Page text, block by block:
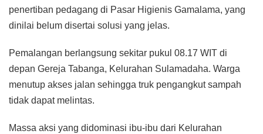
penertiban pedagang di Pasar Higienis Gamalama, yang
dinilai belum disertai solusi yang jelas.
Pemalangan berlangsung sekitar pukul 08.17 WIT di
depan Gereja Tabanga, Kelurahan Sulamadaha. Warga
menutup akses jalan sehingga truk pengangkut sampah
tidak dapat melintas.
Massa aksi yang didominasi ibu-ibu dari Kelurahan